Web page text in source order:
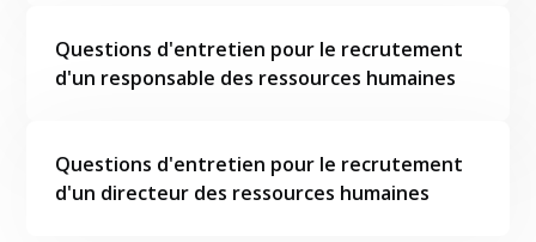
Questions d'entretien pour le recrutement
d'un responsable des ressources humaines
Questions d'entretien pour le recrutement
d'un directeur des ressources humaines